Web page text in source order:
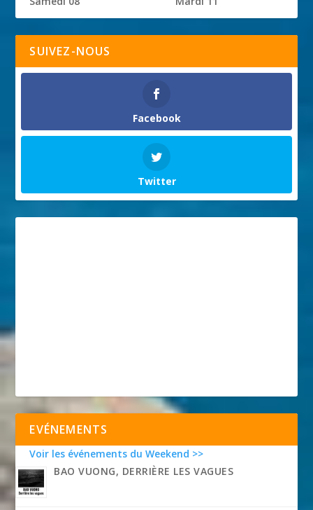
SUIVEZ-NOUS
Facebook
Twitter
EVÉNEMENTS
Voir les événements du Weekend >>
BAO VUONG, DERRIÈRE LES VAGUES